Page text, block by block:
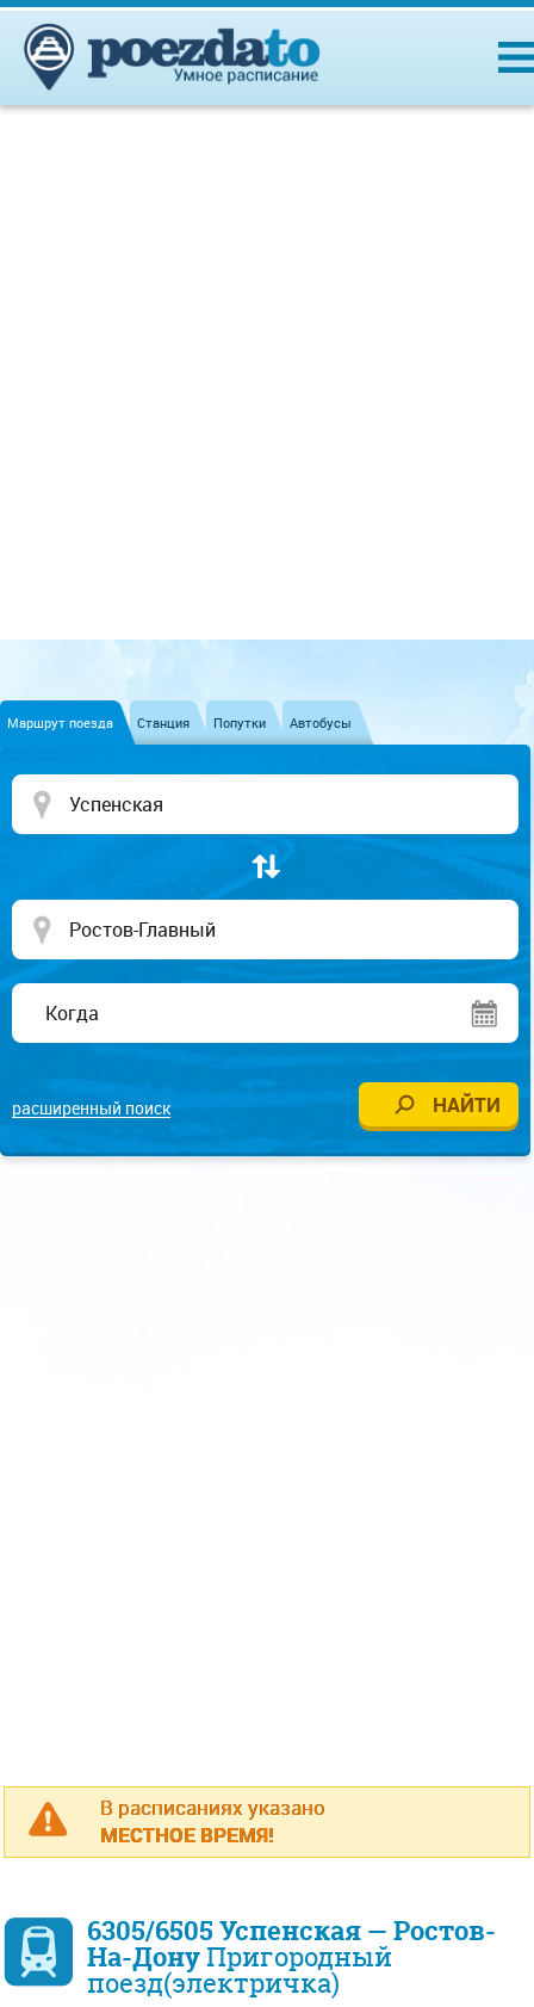
Маршрут поезда Станция Попутки Автобусы
расширенный поиск
В расписаниях указано
МЕСТНОЕ ВРЕМЯ!
6305/6505 Успенская — Ростов-
На-ДонуПригородный
поезд(электричка)